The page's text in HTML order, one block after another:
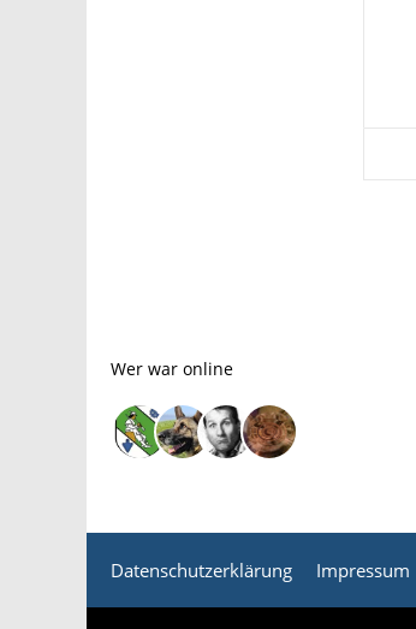
Wer war online
Datenschutzerklärung Impressum